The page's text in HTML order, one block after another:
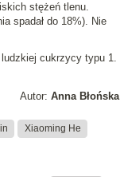
stężeń tlenu.
spadał do 18%). Nie
cukrzycy typu 1.
Autor: Anna Błońska
Xiaoming He